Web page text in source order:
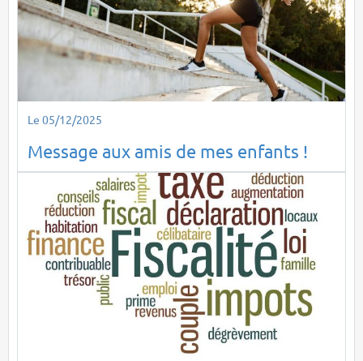
Le 05/12/2025
Message aux amis de mes enfants !